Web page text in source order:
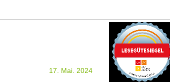
17. Mai. 2024